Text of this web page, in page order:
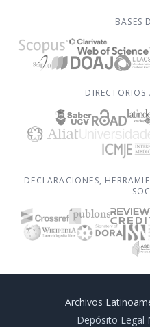
BASES
DIRECTORIOS
DECLARACIONES,
Archivos
Depósito Legal